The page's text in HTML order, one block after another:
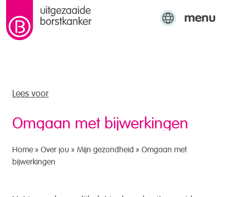
naar de inhoud menu
Lees voor
Omgaan met bijwerkingen
Home » Over jou » Mijn gezondheid » Omgaan met
bijwerkingen